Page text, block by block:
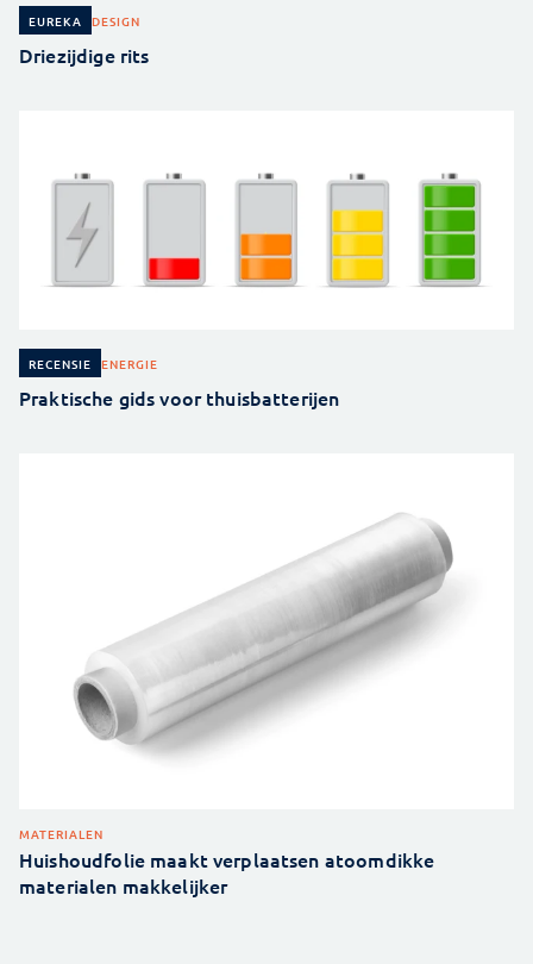
EUREKA DESIGN
Driezijdige rits
RECENSIE ENERGIE
Praktische gids voor thuisbatterijen
MATERIALEN
Huishoudfolie maakt verplaatsen atoomdikke
materialen makkelijker